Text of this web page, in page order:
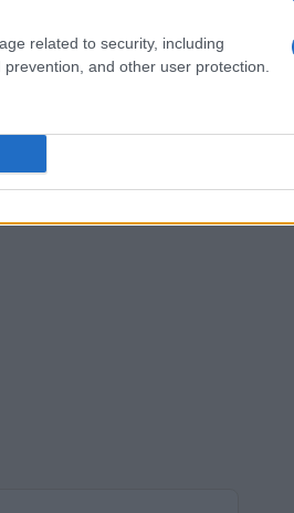
related to security, including
and other user protection.